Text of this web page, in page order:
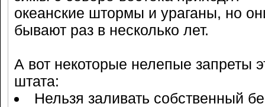
океанские штормы и ураганы, но
бывают раз в несколько лет.
А вот некоторые нелепые запреты
штата:
Нельзя заливать собственный